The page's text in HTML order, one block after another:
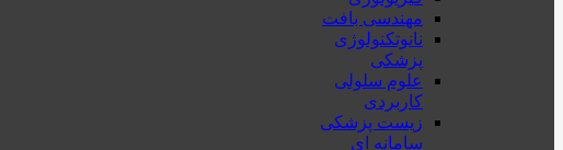
مهندسی بافت
نانوتکنولوژی
پزشکی
علوم سلولی
کاربردی
زیست پزشکی
سامانه ای